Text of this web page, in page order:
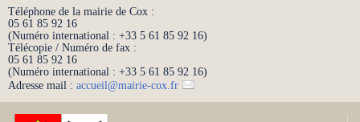
Téléphone de la mairie de Cox :
05 61 85 92 16
(Numéro international : +33 5 61 85 92 16)
Télécopie / Numéro de fax :
05 61 85 92 16
(Numéro international : +33 5 61 85 92 16)
Adresse mail : accueil@mairie-cox.fr